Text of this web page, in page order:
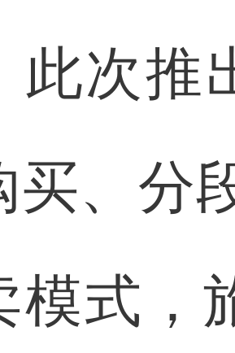
推出
买、分
模式，